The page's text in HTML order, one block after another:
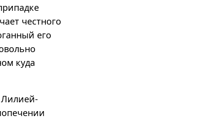
честного
его
куда
Лилией-